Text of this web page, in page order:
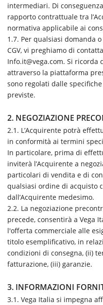
intermediari. Di
rapporto contrattuale tra
normativa applicabile ai
1.7. Per qualsiasi domanda
CGV, vi preghiamo di
Info.it@vega.com. Si
attraverso la piattaforma
sono regolati dalle
previste.
2. NEGOZIAZIONE
2.1. L’Acquirente potrà
in conformità ai termini
In particolare, prima di
inviterà l’Acquirente a
particolari di vendita e di
qualsiasi ordine di acquisto
dall’Acquirente medesimo.
2.2. La negoziazione
precede, consentirà a Vega
l'offerta commerciale alle
titolo esemplificativo, in
condizioni di consegna, (ii)
fatturazione, (iii) garanzie.
3. INFORMAZIONI
3.1. Vega Italia si impegna